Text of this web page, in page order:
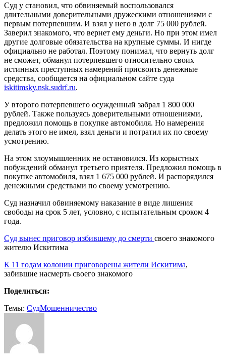
Суд у становил, что обвиняемый воспользовался
длительными доверительными дружескими отношениями с
первым потерпевшим. И взял у него в долг 75 000 рублей.
Заверил знакомого, что вернет ему деньги. Но при этом имел
другие долговые обязательства на крупные суммы. И нигде
официально не работал. Поэтому понимал, что вернуть долг
не сможет, обманул потерпевшего относительно своих
истинных преступных намерений присвоить денежные
средства, сообщается на официальном сайте суда
iskitimsky.nsk.sudrf.ru.
У второго потерпевшего осужденный забрал 1 800 000
рублей. Также пользуясь доверительными отношениями,
предложил помощь в покупке автомобиля. Но намерения
делать этого не имел, взял деньги и потратил их по своему
усмотрению.
На этом злоумышленник не остановился. Из корыстных
побуждений обманул третьего приятеля. Предложил помощь в
покупке автомобиля, взял 1 675 000 рублей. И распорядился
денежными средствами по своему усмотрению.
Суд назначил обвиняемому наказание в виде лишения
свободы на срок 5 лет, условно, с испытательным сроком 4
года.
Суд вынес приговор избившему до смерти своего знакомого
жителю Искитима
К 11 годам колонии приговорены жители Искитима,
забившие насмерть своего знакомого
Поделиться:
Темы: CудМошенничество